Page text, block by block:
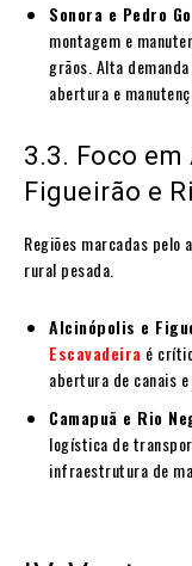
Sonora e Pedro
montagem e
grãos. Alta
abertura e
3.3. Foco
Figueirão e
Regiões marcadas
rural pesada.
Alcinópolis e
Escavadeira é
abertura de canais
Camapuã e Rio
logística de
infraestrutura de